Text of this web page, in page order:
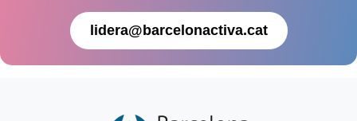
lidera@barcelonactiva.cat